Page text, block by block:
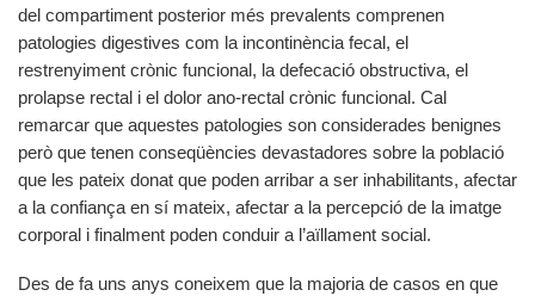
del compartiment posterior més prevalents comprenen
patologies digestives com la incontinència fecal, el
restrenyiment crònic funcional, la defecació obstructiva, el
prolapse rectal i el dolor ano-rectal crònic funcional. Cal
remarcar que aquestes patologies son considerades benignes
però que tenen conseqüències devastadores sobre la població
que les pateix donat que poden arribar a ser inhabilitants, afectar
a la confiança en sí mateix, afectar a la percepció de la imatge
corporal i finalment poden conduir a l’aïllament social.
Des de fa uns anys coneixem que la majoria de casos en que